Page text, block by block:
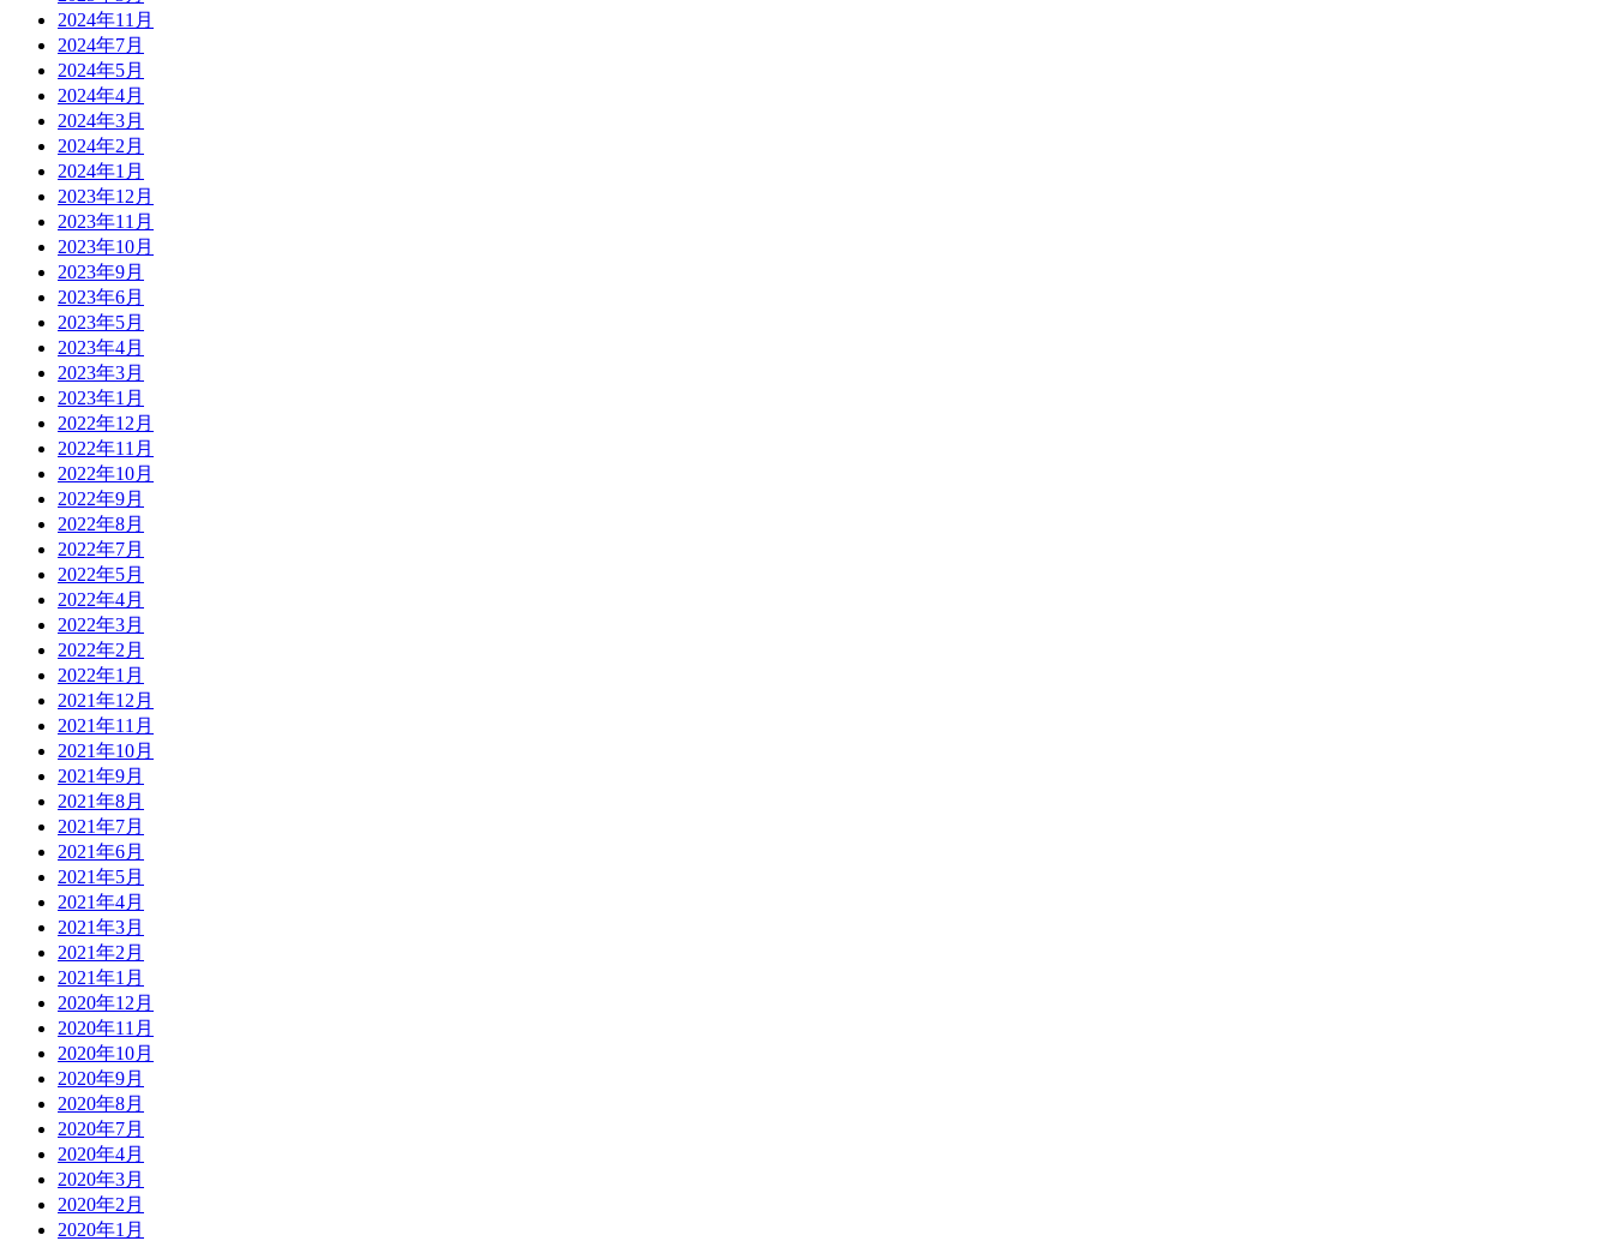
2024年11月
2024年7月
2024年5月
2024年4月
2024年3月
2024年2月
2024年1月
2023年12月
2023年11月
2023年10月
2023年9月
2023年6月
2023年5月
2023年4月
2023年3月
2023年1月
2022年12月
2022年11月
2022年10月
2022年9月
2022年8月
2022年7月
2022年5月
2022年4月
2022年3月
2022年2月
2022年1月
2021年12月
2021年11月
2021年10月
2021年9月
2021年8月
2021年7月
2021年6月
2021年5月
2021年4月
2021年3月
2021年2月
2021年1月
2020年12月
2020年11月
2020年10月
2020年9月
2020年8月
2020年7月
2020年4月
2020年3月
2020年2月
2020年1月